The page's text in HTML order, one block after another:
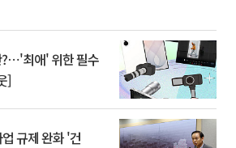
?⋯'최애' 위한 필수
]
규제 완화 '건